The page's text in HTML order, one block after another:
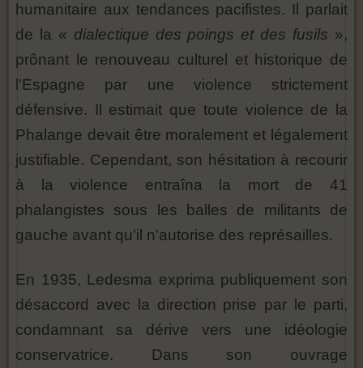
humanitaire aux tendances pacifistes. Il parlait
de la « dialectique des poings et des fusils »,
prônant le renouveau culturel et historique de
l'Espagne par une violence strictement
défensive. Il estimait que toute violence de la
Phalange devait être moralement et légalement
justifiable. Cependant, son hésitation à recourir
à la violence entraîna la mort de 41
phalangistes sous les balles de militants de
gauche avant qu'il n'autorise des représailles.
En 1935, Ledesma exprima publiquement son
désaccord avec la direction prise par le parti,
condamnant sa dérive vers une idéologie
conservatrice. Dans son ouvrage